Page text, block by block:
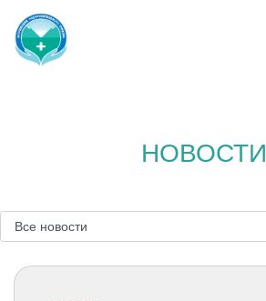
НОВОСТИ